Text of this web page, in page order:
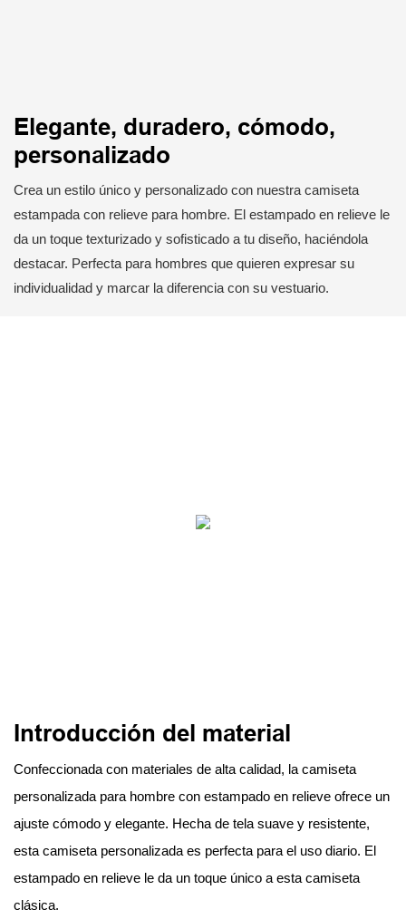
Elegante, duradero, cómodo,
personalizado
Crea un estilo único y personalizado con nuestra camiseta
estampada con relieve para hombre. El estampado en relieve le
da un toque texturizado y sofisticado a tu diseño, haciéndola
destacar. Perfecta para hombres que quieren expresar su
individualidad y marcar la diferencia con su vestuario.
Introducción del material
Confeccionada con materiales de alta calidad, la camiseta
personalizada para hombre con estampado en relieve ofrece un
ajuste cómodo y elegante. Hecha de tela suave y resistente,
esta camiseta personalizada es perfecta para el uso diario. El
estampado en relieve le da un toque único a esta camiseta
clásica.